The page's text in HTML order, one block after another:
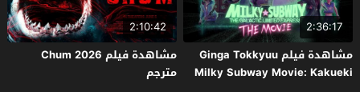
2:36:17
مشاهدة فيلم Ginga Tokkyuu
Milky Subway Movie: Kakueki
2:10:42
مشاهدة فيلم Chum 2026
مترجم